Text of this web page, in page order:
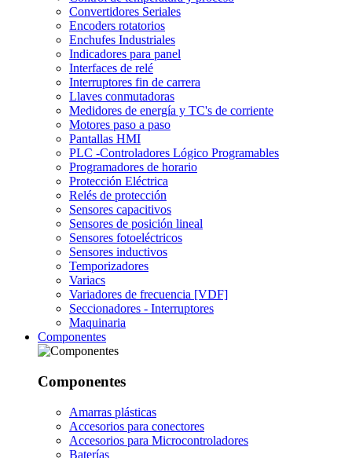
Convertidores Seriales
Encoders rotatorios
Enchufes Industriales
Indicadores para panel
Interfaces de relé
Interruptores fin de carrera
Llaves conmutadoras
Medidores de energía y TC's de corriente
Motores paso a paso
Pantallas HMI
PLC -Controladores Lógico Programables
Programadores de horario
Protección Eléctrica
Relés de protección
Sensores capacitivos
Sensores de posición lineal
Sensores fotoeléctricos
Sensores inductivos
Temporizadores
Variacs
Variadores de frecuencia [VDF]
Seccionadores - Interruptores
Maquinaria
Componentes
Componentes
Amarras plásticas
Accesorios para conectores
Accesorios para Microcontroladores
Baterías